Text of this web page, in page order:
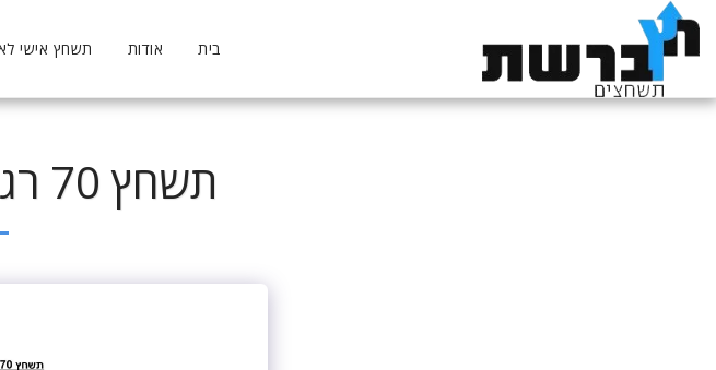
בית אודות תשחץ אישי
תשחץ 70 רגיל 2022 פתרון